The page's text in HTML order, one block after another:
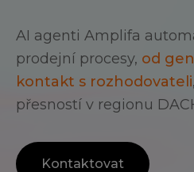
AI agenti Amplifa
prodejní procesy, od
kontakt s rozhodovateli
přesností v regionu
Kontaktovat